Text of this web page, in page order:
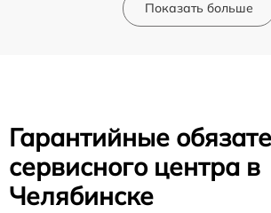
Показать больше
Гарантийные
сервисного центра в
Челябинске